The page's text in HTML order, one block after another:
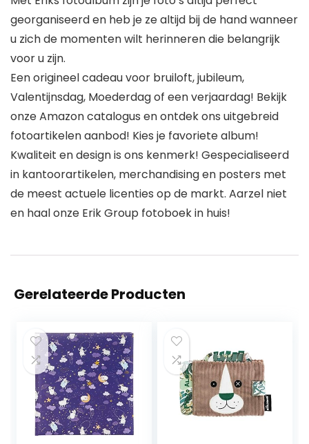
georganiseerd en heb je ze altijd bij de hand wanneer
u zich de momenten wilt herinneren die belangrijk
voor u zijn.
Een origineel cadeau voor bruiloft, jubileum,
Valentijnsdag, Moederdag of een verjaardag! Bekijk
onze Amazon catalogus en ontdek ons uitgebreid
fotoartikelen aanbod! Kies je favoriete album!
Kwaliteit en design is ons kenmerk! Gespecialiseerd
in kantoorartikelen, merchandising en posters met
de meest actuele licenties op de markt. Aarzel niet
en haal onze Erik Group fotoboek in huis!
Gerelateerde Producten